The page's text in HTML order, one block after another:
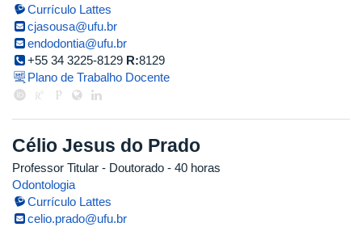
Currículo Lattes
cjasousa@ufu.br
endodontia@ufu.br
+55 34 3225-8129 R:8129
Plano de Trabalho Docente
Célio Jesus do Prado
Professor Titular - Doutorado - 40 horas
Odontologia
Currículo Lattes
celio.prado@ufu.br